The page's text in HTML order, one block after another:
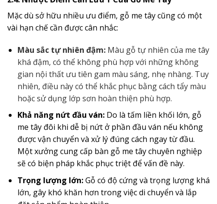
Mặc dù sở hữu nhiều ưu điểm, gỗ me tây cũng có một
vài hạn chế cần được cân nhắc:
Màu sắc tự nhiên đậm:Màu gỗ tự nhiên của me tây
khá đậm, có thể không phù hợp với những không
gian nội thất ưu tiên gam màu sáng, nhẹ nhàng. Tuy
nhiên, điều này có thể khắc phục bằng cách tẩy màu
hoặc sử dụng lớp sơn hoàn thiện phù hợp.
Khả năng nứt đầu ván:Do là tấm liền khối lớn, gỗ
me tây đôi khi dễ bị nứt ở phần đầu ván nếu không
được vận chuyển và xử lý đúng cách ngay từ đầu.
Một xưởng cung cấp bàn gỗ me tây chuyên nghiệp
sẽ có biện pháp khắc phục triệt để vấn đề này.
Trọng lượng lớn:Gỗ có độ cứng và trọng lượng khá
lớn, gây khó khăn hơn trong việc di chuyển và lắp